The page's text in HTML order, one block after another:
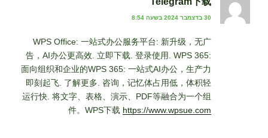
30 בדצמבר 2024 בשעה 8:54
WPS Office: 一站式办公服务平台: 新升级，无广
告，AI办公更高效. 立即下载. 登录使用. WPS 365:
面向组织和企业的WPS 365: 一站式AI办公，生产力
即刻起飞. 了解更多. 咨询，记忆体占用低，体积轻
运行快. 将文字、表格、演示、PDF等融合为一个组
件。WPS下载 https://www.wpsue.com